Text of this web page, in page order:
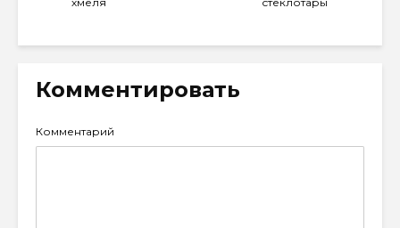
Комментировать
Комментарий